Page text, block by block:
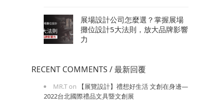
展場設計公司怎麼選？掌握展場
攤位設計5大法則，放大品牌影響
力
RECENT COMMENTS / 最新回覆
MR.T on
【展覽設計】禮想好生活 文創在身邊—
2022台北國際禮品文具暨文創展